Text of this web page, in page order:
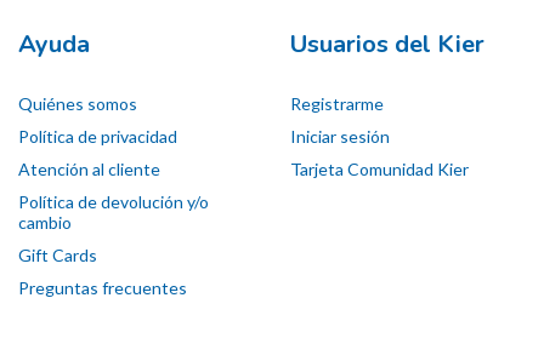
Ayuda
Quiénes somos
Política de privacidad
Atención al cliente
Política de devolución y/o
cambio
Gift Cards
Preguntas frecuentes
Usuarios del Kier
Registrarme
Iniciar sesión
Tarjeta Comunidad Kier